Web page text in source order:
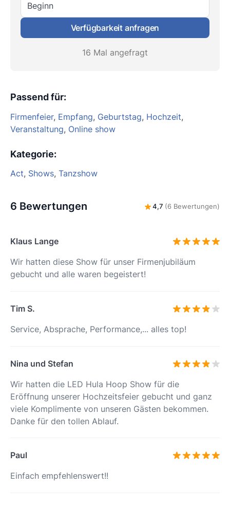
Beginn
Verfügbarkeit anfragen
16 Mal angefragt
Passend für:
Firmenfeier, Empfang, Geburtstag, Hochzeit,
Veranstaltung, Online show
Kategorie:
Act, Shows, Tanzshow
6 Bewertungen 4,7 (6 Bewertungen)
Klaus Lange
Wir hatten diese Show für unser Firmenjubiläum
gebucht und alle waren begeistert!
Tim S.
Service, Absprache, Performance,... alles top!
Nina und Stefan
Wir hatten die LED Hula Hoop Show für die
Eröffnung unserer Hochzeitsfeier gebucht und ganz
viele Komplimente von unseren Gästen bekommen.
Danke für den tollen Ablauf.
Paul
Einfach empfehlenswert!!